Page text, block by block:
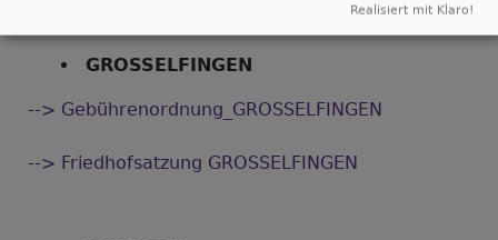
GROSSELFINGEN
--> Gebührenordnung_GROSSELFINGEN
--> Friedhofsatzung GROSSELFINGEN
Realisiert mit Klaro!